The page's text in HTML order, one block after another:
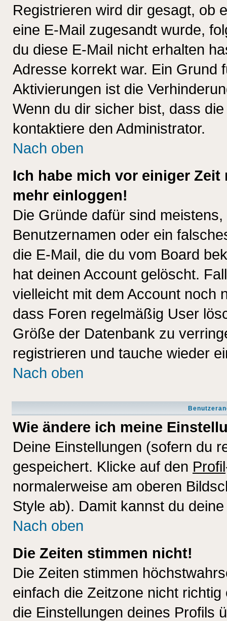
Registrieren wird dir gesagt, ob
eine E-Mail zugesandt wurde,
du diese E-Mail nicht erhalten
Adresse korrekt war. Ein Grund
Aktivierungen ist die
Wenn du dir sicher bist, dass
kontaktiere den Administrator.
Nach oben
Ich habe mich vor einiger
mehr einloggen!
Die Gründe dafür sind
Benutzernamen oder ein
die E-Mail, die du vom Board
hat deinen Account gelöscht.
vielleicht mit dem Account noch
dass Foren regelmäßig User
Größe der Datenbank zu
registrieren und tauche wieder
Nach oben
Wie ändere ich meine
Deine Einstellungen (sofern du
gespeichert. Klicke auf den Profil
normalerweise am oberen
Style ab). Damit kannst du
Nach oben
Die Zeiten stimmen nicht!
Die Zeiten stimmen
einfach die Zeitzone nicht
die Einstellungen deines Profils